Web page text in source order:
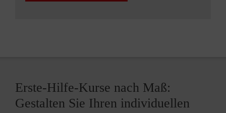
Erste-Hilfe-Kurse nach Maß:
Gestalten Sie Ihren individuellen